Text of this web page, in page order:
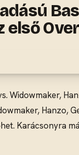
első
Widowmaker,
Hanzo,
Karácsonyra